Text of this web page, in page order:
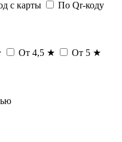
с карты По Qr-коду
От 4,5 ★ От 5 ★